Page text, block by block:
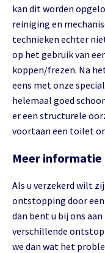
kan dit worden
reiniging en
technieken echter
op het gebruik van
koppen/frezen. Na
eens met onze
helemaal goed
er een structurele
voortaan een toilet
Meer
Als u verzekerd wilt
ontstopping door
dan bent u bij ons
verschillende
we dan wat het